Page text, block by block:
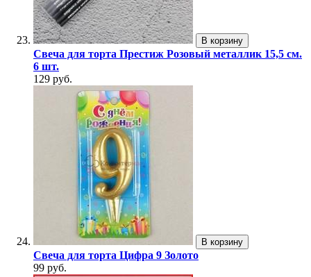
В корзину
Свеча для торта Престиж Розовый металлик 15,5 см.
6 шт.
129 руб.
В корзину
Свеча для торта Цифра 9 Золото
99 руб.